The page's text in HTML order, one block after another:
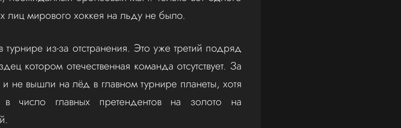
лиц мирового хоккея на льду не было.
турнире из-за отстранения. Это уже третий подряд
котором отечественная команда отсутствует. За
и не вышли на лёд в главном турнире планеты, хотя
в число главных претендентов на золото на